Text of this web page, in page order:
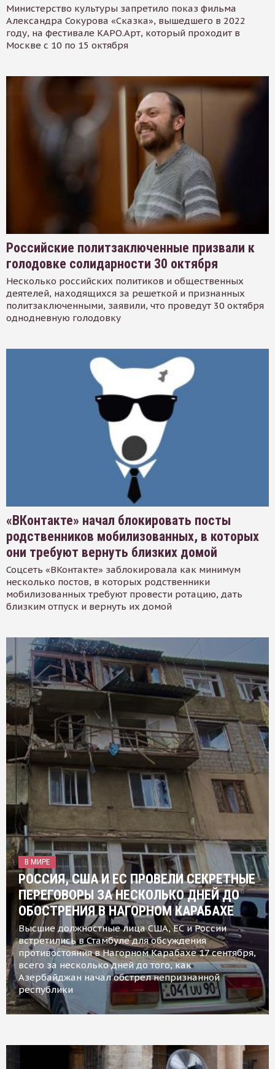
Министерство культуры запретило показ фильма
Александра Сокурова «Сказка», вышедшего в 2022
году, на фестивале КАРО.Арт, который проходит в
Москве с 10 по 15 октября
Российские политзаключенные призвали к
голодовке солидарности 30 октября
Несколько российских политиков и общественных
деятелей, находящихся за решеткой и признанных
политзаключенными, заявили, что проведут 30 октября
однодневную голодовку
«ВКонтакте» начал блокировать посты
родственников мобилизованных, в которых
они требуют вернуть близких домой
Соцсеть «ВКонтакте» заблокировала как минимум
несколько постов, в которых родственники
мобилизованных требуют провести ротацию, дать
близким отпуск и вернуть их домой
В МИРЕ
РОССИЯ, США И ЕС ПРОВЕЛИ СЕКРЕТНЫЕ
ПЕРЕГОВОРЫ ЗА НЕСКОЛЬКО ДНЕЙ ДО
ОБОСТРЕНИЯ В НАГОРНОМ КАРАБАХЕ
Высшие должностные лица США, ЕС и России
встретились в Стамбуле для обсуждения
противостояния в Нагорном Карабахе 17 сентября,
всего за несколько дней до того, как
Азербайджан начал обстрел непризнанной
республики